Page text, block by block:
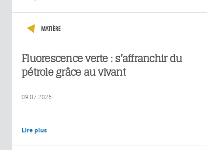
MATIÈRE
Fluorescence verte : s’affranchir du
pétrole grâce au vivant
09.07.2026
Lire plus